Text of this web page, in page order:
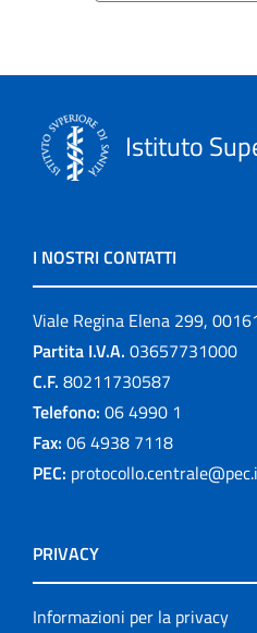
Istituto
I NOSTRI CONTATTI
Viale Regina Elena 299,
Partita I.V.A. 03657731000
C.F. 80211730587
Telefono: 06 4990 1
Fax: 06 4938 7118
PEC:
PRIVACY
Informazioni per la privacy